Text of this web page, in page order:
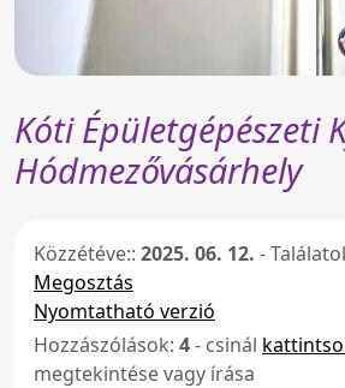
Kóti Épületgépészeti
Hódmezővásárhely
Közzétéve:: 2025. 06. 12. -
Megosztás
Nyomtatható verzió
Hozzászólások: 4- csinál
megtekintése vagy írása